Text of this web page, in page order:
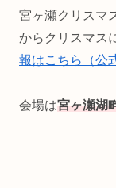
宮ヶ瀬クリスマ
からクリスマス
報はこちら（公
会場は宮ヶ瀬湖